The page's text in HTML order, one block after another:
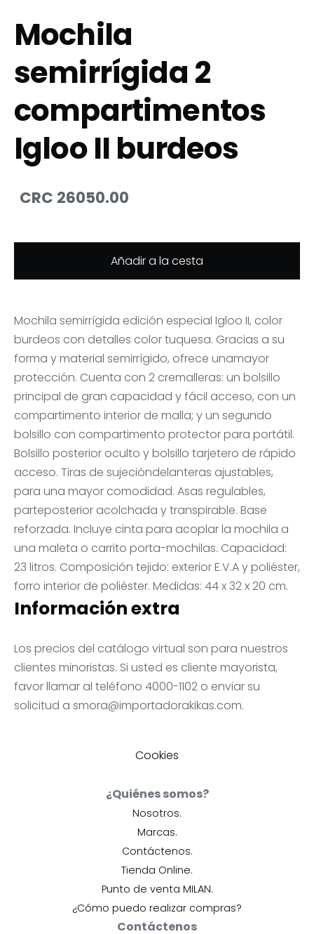
Información extra
Los precios del catálogo virtual son para nuestros
clientes minoristas. Si usted es cliente mayorista,
favor llamar al teléfono 4000-1102 o enviar su
solicitud a smora@importadorakikas.com.
Mochila
semirrígida 2
compartimentos
Igloo II burdeos
CRC 26050.00
Añadir a la cesta
Mochila semirrígida edición especial Igloo II, color
burdeos con detalles color tuquesa. Gracias a su
forma y material semirrígido, ofrece unamayor
protección. Cuenta con 2 cremalleras: un bolsillo
principal de gran capacidad y fácil acceso, con un
compartimento interior de malla; y un segundo
bolsillo con compartimento protector para portátil.
Bolsillo posterior oculto y bolsillo tarjetero de rápido
acceso. Tiras de sujecióndelanteras ajustables,
para una mayor comodidad. Asas regulables,
parteposterior acolchada y transpirable. Base
reforzada. Incluye cinta para acoplar la mochila a
una maleta o carrito porta-mochilas. Capacidad:
23 litros. Composición tejido: exterior E.V.A y poliéster,
forro interior de poliéster. Medidas: 44 x 32 x 20 cm.
Cookies
¿Quiénes somos?
Nosotros.
Marcas.
Contáctenos.
Tienda Online.
Punto de venta MILAN.
¿Cómo puedo realizar compras?
Contáctenos